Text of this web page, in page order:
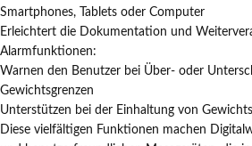
Smartphones, Tablets oder Computer
Erleichtert die Dokumentation und
Alarmfunktionen:
Warnen den Benutzer bei Über- oder
Gewichtsgrenzen
Unterstützen bei der Einhaltung von
Diese vielfältigen Funktionen machen